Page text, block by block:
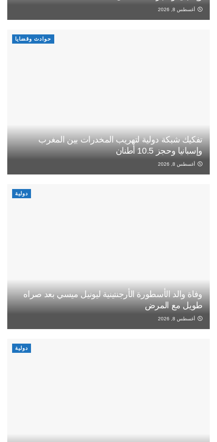
أغسطس 8, 2026
حوادث وقضايا
تفكيك شبكة دولية لتهريب المخدرات بين المغرب
وإسبانيا وحجز 10.5 أطنان
أغسطس 8, 2026
دولية
وفاة والد الأسطورة الأرجنتينية ليونيل ميسي بعد صراه
طويل مع المرض
أغسطس 8, 2026
دولية